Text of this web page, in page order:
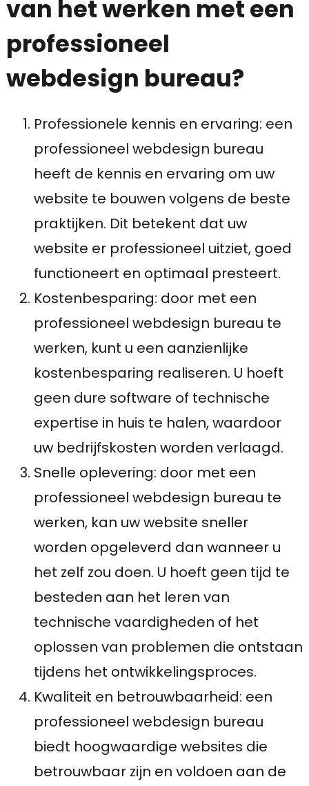
van het werken met een
professioneel
webdesign bureau?
Professionele kennis en ervaring: een
professioneel webdesign bureau
heeft de kennis en ervaring om uw
website te bouwen volgens de beste
praktijken. Dit betekent dat uw
website er professioneel uitziet, goed
functioneert en optimaal presteert.
Kostenbesparing: door met een
professioneel webdesign bureau te
werken, kunt u een aanzienlijke
kostenbesparing realiseren. U hoeft
geen dure software of technische
expertise in huis te halen, waardoor
uw bedrijfskosten worden verlaagd.
Snelle oplevering: door met een
professioneel webdesign bureau te
werken, kan uw website sneller
worden opgeleverd dan wanneer u
het zelf zou doen. U hoeft geen tijd te
besteden aan het leren van
technische vaardigheden of het
oplossen van problemen die ontstaan
tijdens het ontwikkelingsproces.
Kwaliteit en betrouwbaarheid: een
professioneel webdesign bureau
biedt hoogwaardige websites die
betrouwbaar zijn en voldoen aan de